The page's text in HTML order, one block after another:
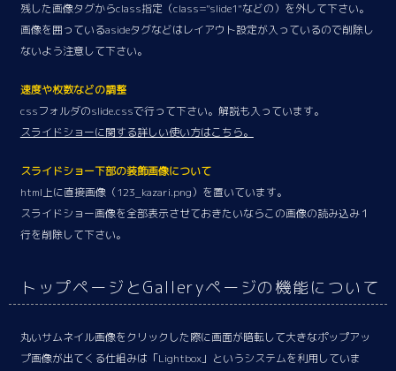
残した画像タグからclass指定（class="slide1"などの）を外して下さい。
画像を囲っているasideタグなどはレイアウト設定が入っているので削除し
ないよう注意して下さい。
速度や枚数などの調整
cssフォルダのslide.cssで行って下さい。解説も入っています。
スライドショーに関する詳しい使い方はこちら。
スライドショー下部の装飾画像について
html上に直接画像（123_kazari.png）を置いています。
スライドショー画像を全部表示させておきたいならこの画像の読み込み１
行を削除して下さい。
トップページとGalleryページの機能について
丸いサムネイル画像をクリックした際に画面が暗転して大きなポップアッ
プ画像が出てくる仕組みは「Lightbox」というシステムを利用していま